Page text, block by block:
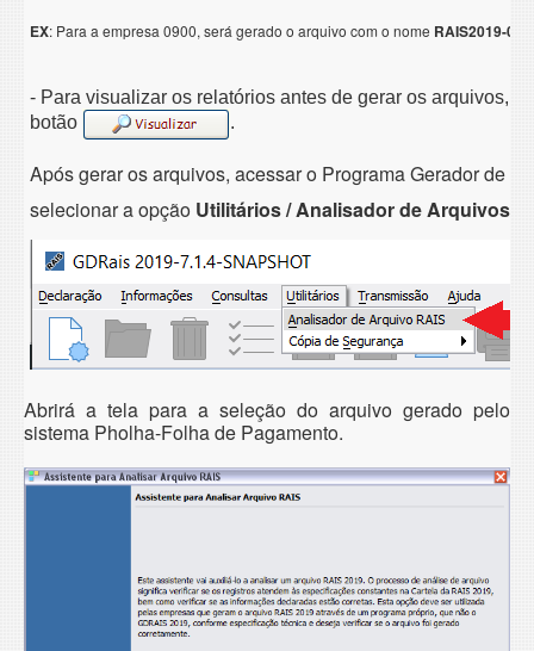
EX: Para a empresa 0900, será gerado o arquivo com o nome RAIS2019-
- Para visualizar os relatórios antes de gerar os arquivos,
botão
.
Após gerar os arquivos, acessar o Programa Gerador de
selecionar a opção Utilitários / Analisador de Arquivos
Abrirá a tela para a seleção do arquivo gerado pelo
sistema Pholha-Folha de Pagamento.